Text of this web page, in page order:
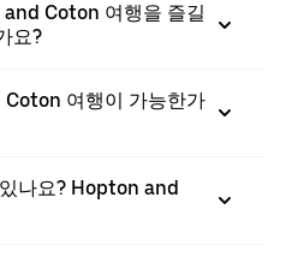
Coton 여행을 즐길
요?
여행이 가능한가
나요? Hopton and